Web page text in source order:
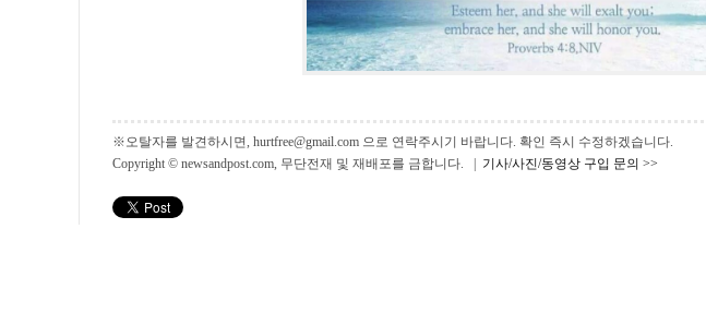
※오탈자를 발견하시면, hurtfree@gmail.com 으로 연락주시기 바랍니다. 확인 즉시 수정하겠습니다.
Copyright © newsandpost.com, 무단전재 및 재배포를 금합니다. | 기사/사진/동영상 구입 문의 >>